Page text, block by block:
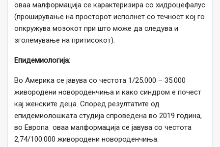
оваа малформација се карактеризира со хидроцефалус
(проширување на просторот исполнет со течност кој го
опкружува мозокот при што може да следува и
зголемување на притисокот).
Епидемиологија:
Во Америка се јавува со честота 1/25.000 – 35.000
живородени новороденчиња и како синдром е почест
кај женските деца. Според резултатите од
епидемиолошката студија спроведена во 2019 година,
во Европа оваа малформација се јавува со честота
2,74/100.000 живородени новороденчиња.